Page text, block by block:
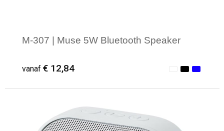
M-307 | Muse 5W Bluetooth Speaker
vanaf € 12,84
Minimale afname: 1